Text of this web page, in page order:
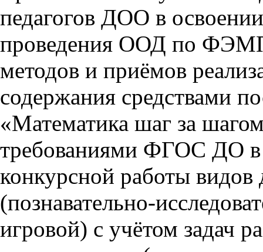
педагогов ДОО в
проведения ООД по
методов и приёмов
содержания средствами
«Математика шаг за
требованиями ФГОС ДО в
конкурсной работы видов
(познавательно-
игровой) с учётом задач